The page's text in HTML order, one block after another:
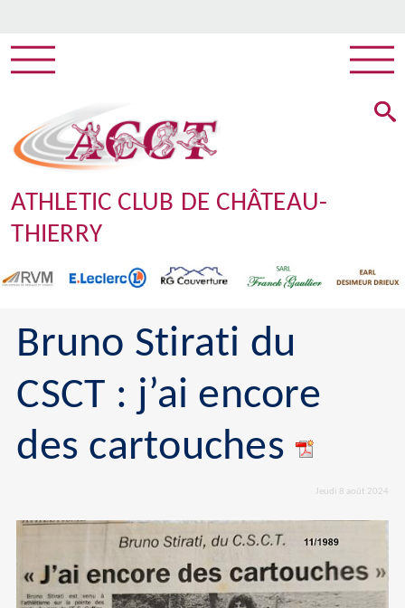
ATHLETIC CLUB DE CHÂTEAU-
THIERRY
Bruno Stirati du
CSCT : j’ai encore
des cartouches
Jeudi 8 août 2024